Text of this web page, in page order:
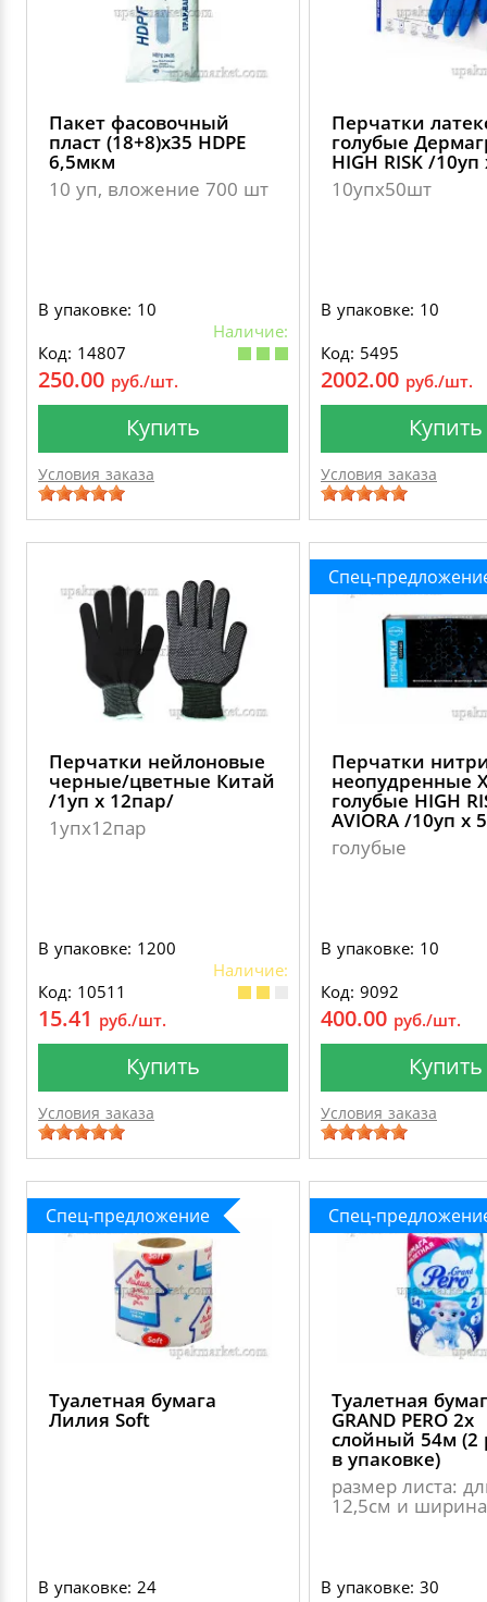
Пакет фасовочный
пласт (18+8)х35 HDPE
6,5мкм
10 уп, вложение 700 шт
В упаковке: 10
Наличие:
Код: 14807
250.00 руб./шт.
Купить
Условия заказа
Перчатки
голубые
HIGH RISK /
10упх50шт
В упаковке: 10
Код: 5495
2002.00 руб./шт.
Купить
Условия заказа
Перчатки нейлоновые
черные/цветные Китай
/1уп х 12пар/
1упх12пар
В упаковке: 1200
Наличие:
Код: 10511
15.41 руб./шт.
Купить
Условия заказа
Спец-
Перчатки
неопудренные
голубые HIGH
АVIORA /10уп х
голубые
В упаковке: 10
Код: 9092
400.00 руб./шт.
Купить
Условия заказа
Спец-предложение
Туалетная бумага
Лилия Soft
В упаковке: 24
Спец-
Туалетная
GRAND PERO 2х
слойный 54м (2
в упаковке)
размер листа:
12,5см и
В упаковке: 30